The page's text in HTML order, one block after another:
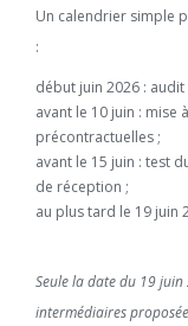
Un calendrier simple
:
début juin 2026 :
avant le 10 juin : mise
précontractuelles ;
avant le 15 juin : test
de réception ;
au plus tard le 19 juin
Seule la date du 19 juin
intermédiaires